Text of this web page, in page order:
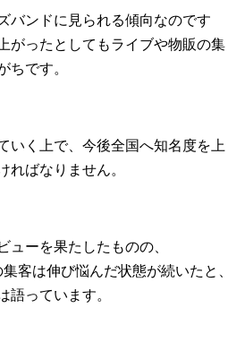
バンドに見られる傾向なのです
がったとしてもライブや物販の集
ちです。
いく上で、今後全国へ知名度を上
ればなりません。
ューを果たしたものの、
客は伸び悩んだ状態が続いたと、
語っています。